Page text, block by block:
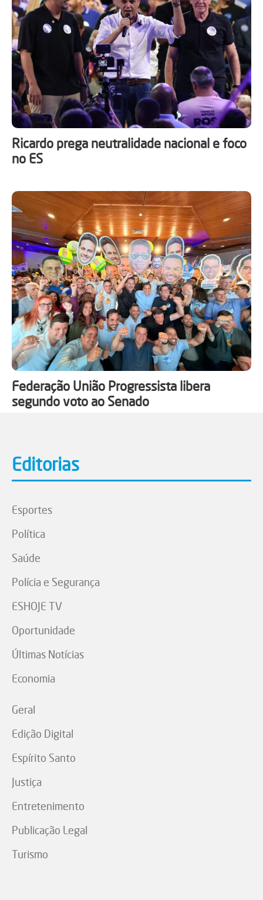
Ricardo prega neutralidade nacional e foco
no ES
Federação União Progressista libera
segundo voto ao Senado
Editorias
Esportes
Política
Saúde
Polícia e Segurança
ESHOJE TV
Oportunidade
Últimas Notícias
Economia
Geral
Edição Digital
Espírito Santo
Justiça
Entretenimento
Publicação Legal
Turismo